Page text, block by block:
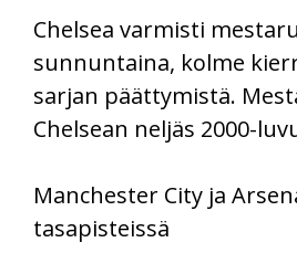
Chelsea varmisti
sunnuntaina, kolme
sarjan päättymistä.
Chelsean neljäs 2000-
Manchester City ja
tasapisteissä